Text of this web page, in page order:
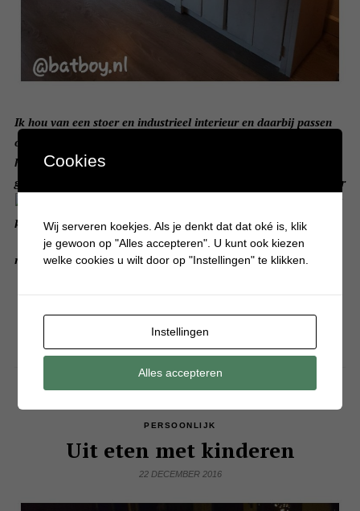
Ik hou van een stoer en industrieel interieur en daarbij passen
ook heel goed stoere robuuste tafels. Ik had een mooie tafel op
het oog, maar die was best aan de prijs. Gelukkig ben ik
getrouwd met een timmerman (al heeft dat ook z’n nadelen hoor
klaar, maar er liggen nog 2 klusjes te wachten.
read more
PERSOONLIJK
Uit eten met kinderen
22 DECEMBER 2016
Cookies
Wij serveren koekjes. Als je denkt dat dat oké is, klik
je gewoon op "Alles accepteren". U kunt ook kiezen
welke cookies u wilt door op "Instellingen" te klikken.
Instellingen
Alles accepteren